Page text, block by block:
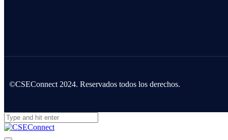
©CSEConnect 2024. Reservados todos los derechos.